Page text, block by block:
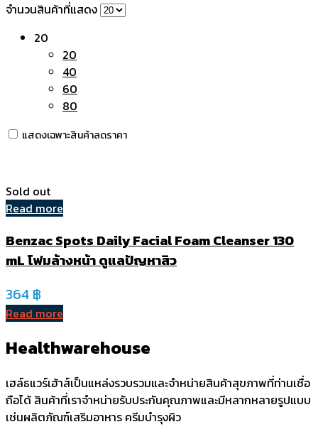
จำนวนสินค้าที่แสดง
20
20
40
60
80
แสดงเฉพาะสินค้าลดราคา
Sold out
Read more
Benzac Spots Daily Facial Foam Cleanser 130
mL โฟมล้างหน้า ดูแลปัญหาสิว
364 ฿
Read more
Healthwarehouse
เฮล์ธแวร์เฮ้าส์เป็นแหล่งรวบรวมและจำหน่ายสินค้าสุขภาพที่ท่านเชื่อ
ถือได้ สินค้าที่เราจำหน่ายรับประกันคุณภาพและมีหลากหลายรูปแบบ
เช่นผลิตภัณฑ์เสริมอาหาร ครีมบำรุงผิว